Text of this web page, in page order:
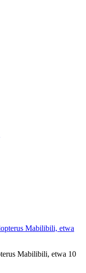
Mabilibili, etwa 10